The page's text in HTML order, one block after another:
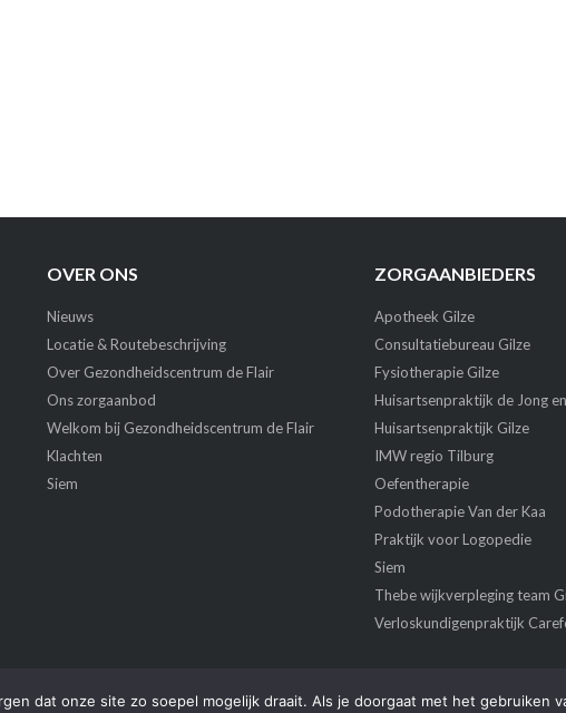
OVER ONS
Nieuws
Locatie & Routebeschrijving
Over Gezondheidscentrum de Flair
Ons zorgaanbod
Welkom bij Gezondheidscentrum de Flair
Klachten
Siem
ZORGAANBIEDERS
Apotheek Gilze
Consultatiebureau Gilze
Fysiotherapie Gilze
Huisartsenpraktijk de Jong
Huisartsenpraktijk Gilze
IMW regio Tilburg
Oefentherapie
Podotherapie Van der Kaa
Praktijk voor Logopedie
Siem
Thebe wijkverpleging team
Verloskundigenpraktijk
© 2026Gezondheidscentrum De Flair Thema doorPuro
dat onze site zo soepel mogelijk draait. Als je doorgaat met het gebruiken